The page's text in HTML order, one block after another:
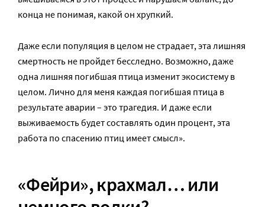
конца не понимая, какой он хрупкий.
Даже если популяция в целом не страдает, эта лишняя
смертность не пройдет бесследно. Возможно, даже
одна лишняя погибшая птица изменит экосистему в
целом. Лично для меня каждая погибшая птица в
результате аварии – это трагедия. И даже если
выживаемость будет составлять один процент, эта
работа по спасению птиц имеет смысл».
«Фейри», крахмал… или